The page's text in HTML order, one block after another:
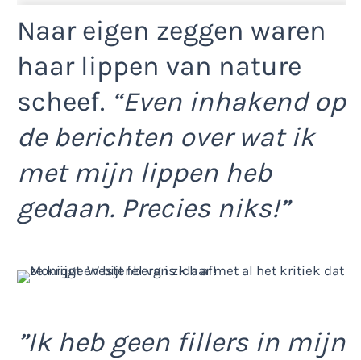
Naar eigen zeggen waren
haar lippen van nature
scheef. “Even inhakend op
de berichten over wat ik
met mijn lippen heb
gedaan. Precies niks!”
”Ik heb geen fillers in mijn